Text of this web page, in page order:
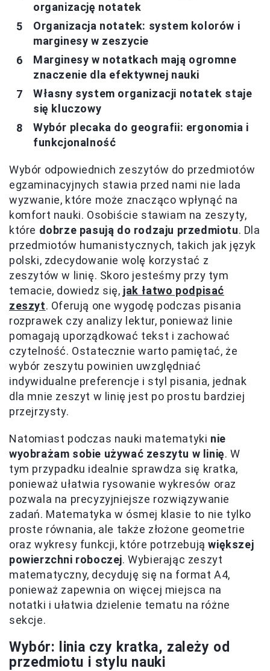
organizację notatek
Organizacja notatek: system kolorów i
marginesy w zeszycie
Marginesy w notatkach mają ogromne
znaczenie dla efektywnej nauki
Własny system organizacji notatek staje
się kluczowy
Wybór plecaka do geografii: ergonomia i
funkcjonalność
Wybór odpowiednich zeszytów do przedmiotów
egzaminacyjnych stawia przed nami nie lada
wyzwanie, które może znacząco wpłynąć na
komfort nauki. Osobiście stawiam na zeszyty,
które dobrze pasują do rodzaju przedmiotu. Dla
przedmiotów humanistycznych, takich jak język
polski, zdecydowanie wolę korzystać z
zeszytów w linię. Skoro jesteśmy przy tym
temacie, dowiedz się, jak łatwo podpisać
zeszyt. Oferują one wygodę podczas pisania
rozprawek czy analizy lektur, ponieważ linie
pomagają uporządkować tekst i zachować
czytelność. Ostatecznie warto pamiętać, że
wybór zeszytu powinien uwzględniać
indywidualne preferencje i styl pisania, jednak
dla mnie zeszyt w linię jest po prostu bardziej
przejrzysty.
Natomiast podczas nauki matematyki nie
wyobrażam sobie używać zeszytu w linię. W
tym przypadku idealnie sprawdza się kratka,
ponieważ ułatwia rysowanie wykresów oraz
pozwala na precyzyjniejsze rozwiązywanie
zadań. Matematyka w ósmej klasie to nie tylko
proste równania, ale także złożone geometrie
oraz wykresy funkcji, które potrzebują większej
powierzchni roboczej. Wybierając zeszyt
matematyczny, decyduję się na format A4,
ponieważ zapewnia on więcej miejsca na
notatki i ułatwia dzielenie tematu na różne
sekcje.
Wybór: linia czy kratka, zależy od
przedmiotu i stylu nauki